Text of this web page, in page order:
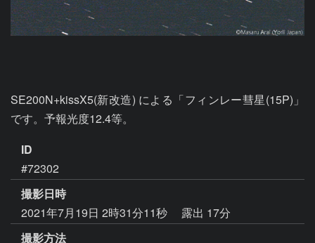
SE200N+kissX5(新改造) による「フィンレー彗星(15P)」
です。予報光度12.4等。
ID
#72302
撮影日時
2021年7月19日 2時31分11秒
露出 17分
撮影方法